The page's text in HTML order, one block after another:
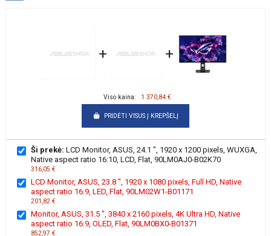
+ +
Viso kaina: 1 370,84 €
PRIDĖTI VISUS Į KREPŠELĮ
Ši prekė: LCD Monitor, ASUS, 24.1 ", 1920 x 1200 pixels, WUXGA,
Native aspect ratio 16:10, LCD, Flat, 90LM0AJ0-B02K70
316,05 €
LCD Monitor, ASUS, 23.8 ", 1920 x 1080 pixels, Full HD, Native
aspect ratio 16:9, LED, Flat, 90LM02W1-B01171
201,82 €
Monitor, ASUS, 31.5 ", 3840 x 2160 pixels, 4K Ultra HD, Native
aspect ratio 16:9, OLED, Flat, 90LM0BX0-B01371
852,97 €